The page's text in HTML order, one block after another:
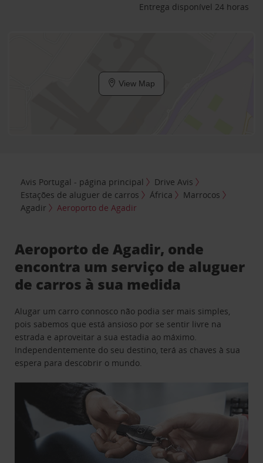
Entrega disponível 24 horas
View Map
Avis Portugal - página principal
Drive Avis
Estações de aluguer de carros
África
Marrocos
Agadir
Aeroporto de Agadir
Aeroporto de Agadir, onde
encontra um serviço de aluguer
de carros à sua medida
Alugar um carro connosco não podia ser mais simples,
pois sabemos que está ansioso por se sentir livre na
estrada e aproveitar a sua estadia ao máximo.
Independentemente do seu destino, terá as chaves à sua
espera para descobrir o mundo.